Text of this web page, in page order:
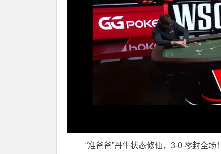
“准爸爸”丹牛状态修仙，3-0 零封全场！